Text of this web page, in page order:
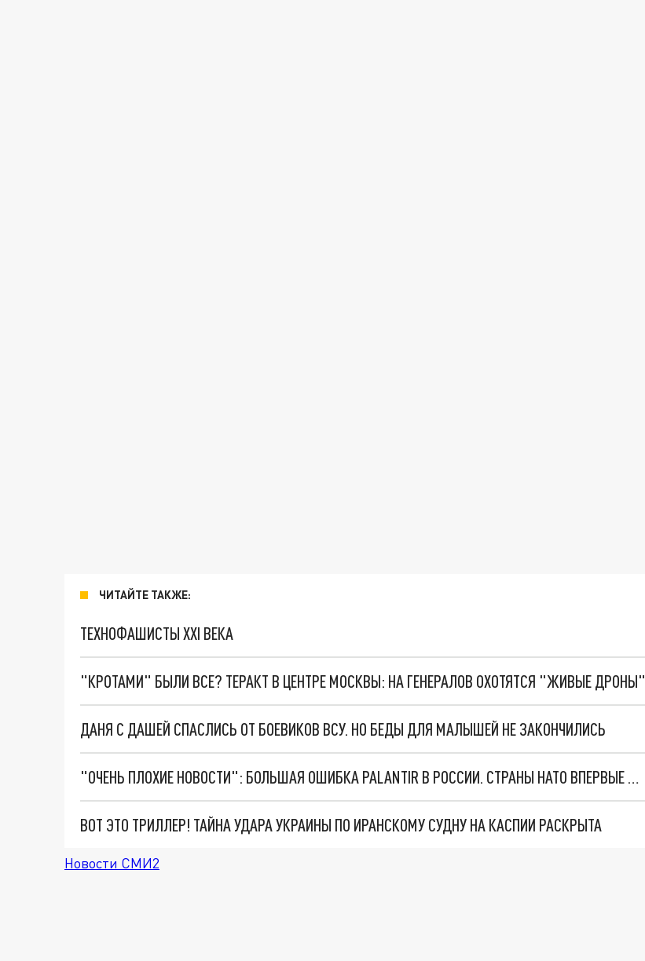
ЧИТАЙТЕ ТАКЖЕ:
ТЕХНОФАШИСТЫ XXI ВЕКА
"КРОТАМИ" БЫЛИ ВСЕ? ТЕРАКТ В ЦЕНТРЕ МОСКВЫ: НА ГЕНЕРАЛОВ ОХОТЯТСЯ "ЖИВЫЕ ДРОНЫ"
ДАНЯ С ДАШЕЙ СПАСЛИСЬ ОТ БОЕВИКОВ ВСУ. НО БЕДЫ ДЛЯ МАЛЫШЕЙ НЕ ЗАКОНЧИЛИСЬ
"ОЧЕНЬ ПЛОХИЕ НОВОСТИ": БОЛЬШАЯ ОШИБКА PALANTIR В РОССИИ. СТРАНЫ НАТО ВПЕРВЫЕ ЗА СВО ОСТАНОВИЛИ ПОСТАВКИ ОРУЖИЯ. ВСУ ТЕРЯЮТ ПРИГРАНИЧЬЕ?
ВОТ ЭТО ТРИЛЛЕР! ТАЙНА УДАРА УКРАИНЫ ПО ИРАНСКОМУ СУДНУ НА КАСПИИ РАСКРЫТА
Новости СМИ2